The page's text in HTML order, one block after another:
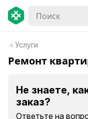
Услуги
Ремонт
Не знаете,
заказ?
Ответьте на